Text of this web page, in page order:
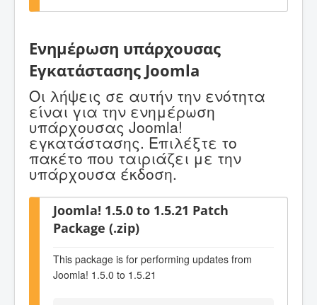
Ενημέρωση υπάρχουσας
Εγκατάστασης Joomla
Οι λήψεις σε αυτήν την ενότητα
είναι για την ενημέρωση
υπάρχουσας Joomla!
εγκατάστασης. Επιλέξτε το
πακέτο που ταιριάζει με την
υπάρχουσα έκδοση.
Joomla! 1.5.0 to 1.5.21 Patch
Package (.zip)
This package is for performing updates from
Joomla! 1.5.0 to 1.5.21